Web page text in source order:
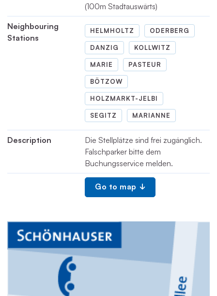
(100m Stadtauswärts)
Neighbouring
Stations
HELMHOLTZ ODERBERG
DANZIG KOLLWITZ
MARIE PASTEUR
BÖTZOW
HOLZMARKT-JELBI
SEGITZ MARIANNE
Description
Die Stellplätze sind frei zugänglich.
Falschparker bitte dem
Buchungsservice melden.
Go to map